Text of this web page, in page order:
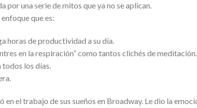
por una serie de mitos que ya no se aplican.
que es:
horas de productividad a su día.
en la respiración” como tantos clichés de meditación.
todos los días.
el trabajo de sus sueños en Broadway. Le dio la